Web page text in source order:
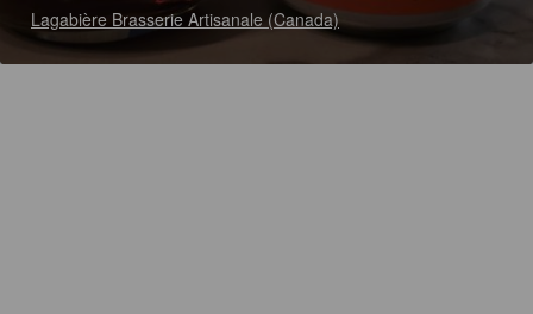
Lagabière Brasserie Artisanale (Canada)